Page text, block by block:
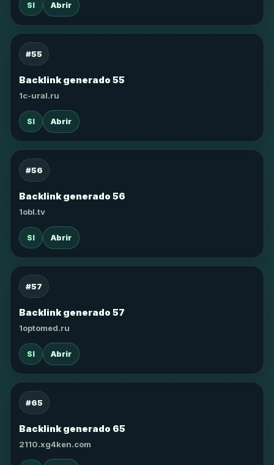
SI Abrir
#55
Backlink generado 55
1c-ural.ru
SI Abrir
#56
Backlink generado 56
1obl.tv
SI Abrir
#57
Backlink generado 57
1optomed.ru
SI Abrir
#65
Backlink generado 65
2110.xg4ken.com